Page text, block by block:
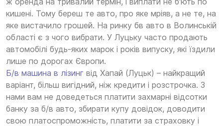
кишені. Тому береш те авто, про яке мріяв, а не те, на
яке вистачило грошей. На ринку бв авто в Волинській
області є з чого вибрати. У Луцьку часто продають
автомобілі будь-яких марок і років випуску, які їздили
лише по дорогах Європи.
Б/в машина в лізинг від Хапай (Луцьк) – найкращий
варіант, більш вигідний, ніж кредити і розстрочка. З
нами вам не доведеться платити захмарні відсотки
банку за б/в авто, збирати купу довідок, доводити
свою платоспроможність, платити за страховку і